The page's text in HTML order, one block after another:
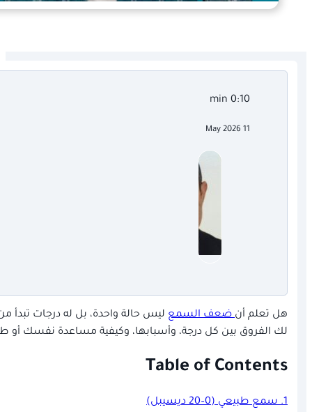
0:10 min
11 May 2026
هل تعلم أنضعف السمع ليس حالة واحدة، بل له درجات
لك الفروق بين كل درجة، وأسبابها، وكيفية مساعدة نفسك أو
Table of Contents
1. سمع طبيعي (0–20 ديسيبل)